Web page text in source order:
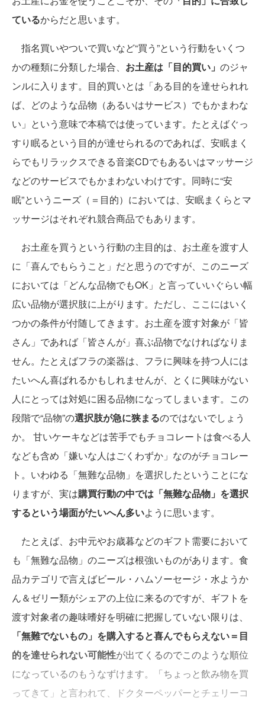
ているからだと思います。
指名買いやついで買いなど“買う”という行動をいくつ
かの種類に分類した場合、 お土産は「目的買い」 のジャ
ンルに入ります。目的買いとは「ある目的を達せられれ
ば、どのような品物（あるいはサービス）でもかまわな
い」という意味で本稿では使っています。たとえばぐっ
すり眠るという目的が達せられるのであれば、安眠まく
らでもリラックスできる音楽CDでもあるいはマッサージ
などのサービスでもかまわないわけです。同時に“安
眠”というニーズ（＝目的）においては、安眠まくらとマ
ッサージはそれぞれ競合商品でもあります。
お土産を買うという行動の主目的は、お土産を渡す人
に「喜んでもらうこと」だと思うのですが、このニーズ
においては「どんな品物でもOK」と言っていいぐらい幅
広い品物が選択肢に上がります。ただし、ここにはいく
つかの条件が付随してきます。お土産を渡す対象が「皆
さん」であれば「皆さんが」喜ぶ品物でなければなりま
せん。たとえばフラの楽器は、フラに興味を持つ人には
たいへん喜ばれるかもしれませんが、とくに興味がない
人にとっては対処に困る品物になってしまいます。この
段階で“品物”の選択肢が急に狭まるのではないでしょう
か。 甘いケーキなどは苦手でもチョコレートは食べる人
なども含め「嫌いな人はごくわずか」なのがチョコレー
ト。いわゆる「無難な品物」を選択したということにな
りますが、実は購買行動の中では「無難な品物」を選択
するという場面がたいへん多いように思います。
たとえば、お中元やお歳暮などのギフト需要において
も「無難な品物」のニーズは根強いものがあります。食
品カテゴリで言えばビール・ハムソーセージ・水ようか
ん＆ゼリー類がシェアの上位に来るのですが、ギフトを
渡す対象者の趣味嗜好を明確に把握していない限りは、
「無難でないもの」を購入すると喜んでもらえない＝目
的を達せられない可能性が出てくるのでこのような順位
になっているのもうなずけます。「ちょっと飲み物を買
ってきて」と言われて、ドクターペッパーとチェリーコ